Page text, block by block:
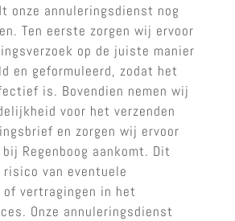
onze annuleringsdienst nog
Ten eerste zorgen wij ervoor
op de juiste manier
en geformuleerd, zodat het
is. Bovendien nemen wij
voor het verzenden
en zorgen wij ervoor
Regenboog aankomt. Dit
van eventuele
vertragingen in het
Onze annuleringsdienst